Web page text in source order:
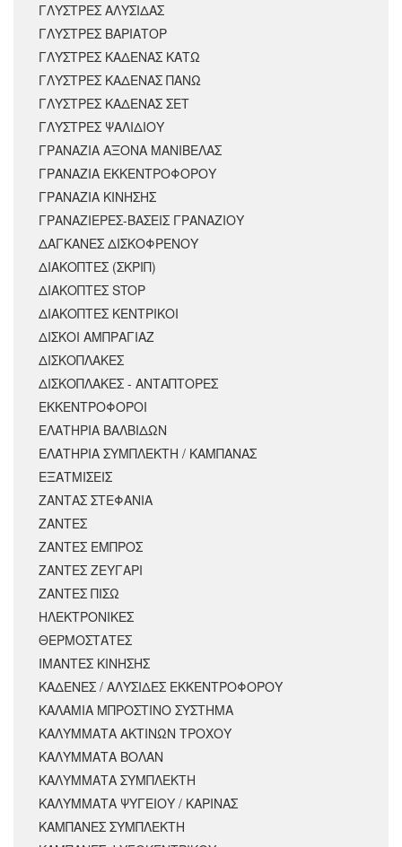
ΓΛΥΣΤΡΕΣ ΑΛΥΣΙΔΑΣ
ΓΛΥΣΤΡΕΣ ΒΑΡΙΑΤΟΡ
ΓΛΥΣΤΡΕΣ ΚΑΔΕΝΑΣ ΚΑΤΩ
ΓΛΥΣΤΡΕΣ ΚΑΔΕΝΑΣ ΠΑΝΩ
ΓΛΥΣΤΡΕΣ ΚΑΔΕΝΑΣ ΣΕΤ
ΓΛΥΣΤΡΕΣ ΨΑΛΙΔΙΟΥ
ΓΡΑΝΑΖΙΑ ΑΞΟΝΑ ΜΑΝΙΒΕΛΑΣ
ΓΡΑΝΑΖΙΑ ΕΚΚΕΝΤΡΟΦΟΡΟΥ
ΓΡΑΝΑΖΙΑ ΚΙΝΗΣΗΣ
ΓΡΑΝΑΖΙΕΡΕΣ-ΒΑΣΕΙΣ ΓΡΑΝΑΖΙΟΥ
ΔΑΓΚΑΝΕΣ ΔΙΣΚΟΦΡΕΝΟΥ
ΔΙΑΚΟΠΤΕΣ (ΣΚΡΙΠ)
ΔΙΑΚΟΠΤΕΣ STOP
ΔΙΑΚΟΠΤΕΣ ΚΕΝΤΡΙΚΟΙ
ΔΙΣΚΟΙ ΑΜΠΡΑΓΙΑΖ
ΔΙΣΚΟΠΛΑΚΕΣ
ΔΙΣΚΟΠΛΑΚΕΣ - ΑΝΤΑΠΤΟΡΕΣ
ΕΚΚΕΝΤΡΟΦΟΡΟΙ
ΕΛΑΤΗΡΙΑ ΒΑΛΒΙΔΩΝ
ΕΛΑΤΗΡΙΑ ΣΥΜΠΛΕΚΤΗ / ΚΑΜΠΑΝΑΣ
ΕΞΑΤΜΙΣΕΙΣ
ΖΑΝΤΑΣ ΣΤΕΦΑΝΙΑ
ΖΑΝΤΕΣ
ΖΑΝΤΕΣ ΕΜΠΡΟΣ
ΖΑΝΤΕΣ ΖΕΥΓΑΡΙ
ΖΑΝΤΕΣ ΠΙΣΩ
ΗΛΕΚΤΡΟΝΙΚΕΣ
ΘΕΡΜΟΣΤΑΤΕΣ
ΙΜΑΝΤΕΣ ΚΙΝΗΣΗΣ
ΚΑΔΕΝΕΣ / ΑΛΥΣΙΔΕΣ ΕΚΚΕΝΤΡΟΦΟΡΟΥ
ΚΑΛΑΜΙΑ ΜΠΡΟΣΤΙΝΟ ΣΥΣΤΗΜΑ
ΚΑΛΥΜΜΑΤΑ ΑΚΤΙΝΩΝ ΤΡΟΧΟΥ
ΚΑΛΥΜΜΑΤΑ ΒΟΛΑΝ
ΚΑΛΥΜΜΑΤΑ ΣΥΜΠΛΕΚΤΗ
ΚΑΛΥΜΜΑΤΑ ΨΥΓΕΙΟΥ / ΚΑΡΙΝΑΣ
ΚΑΜΠΑΝΕΣ ΣΥΜΠΛΕΚΤΗ